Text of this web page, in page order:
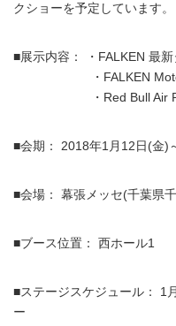
クショーを予定しています。
■展示内容： ・FALKEN 最
・FALKEN
・Red Bull Air Race
■会期： 2018年1月12日(金)
■会場： 幕張メッセ(千葉県
■ブース位置： 西ホール1
■ステージスケジュール： 1
ー